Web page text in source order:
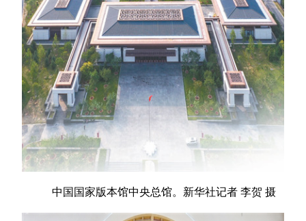
中国国家版本馆中央总馆。新华社记者 李贺 摄